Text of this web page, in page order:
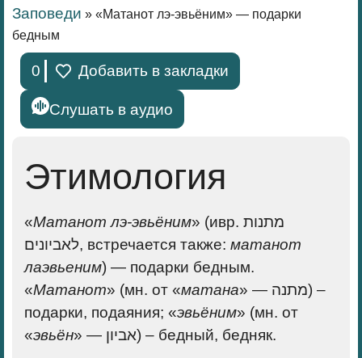
Заповеди » «Матанот лэ-эвьёним» — подарки
бедным
0 Добавить в закладки
Слушать в аудио
Этимология
«Матанот лэ-эвьёним» (ивр. מתנות
לאביונים, встречается также: матанот
лаэвьеним) — подарки бедным.
«Матанот» (мн. от «матана» — מתנה) –
подарки, подаяния; «эвьёним» (мн. от
«эвьён » — אביון) – бедный, бедняк.